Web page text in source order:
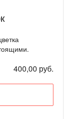
400,00 руб.